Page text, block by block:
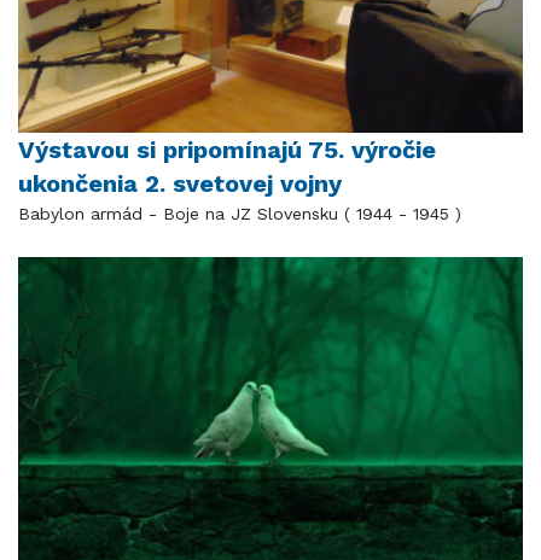
Výstavou si pripomínajú 75. výročie
ukončenia 2. svetovej vojny
Babylon armád - Boje na JZ Slovensku ( 1944 - 1945 )